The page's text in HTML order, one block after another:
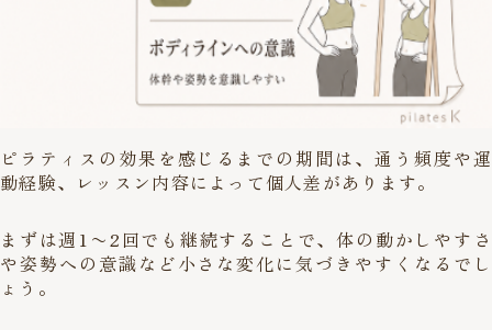
ピラティスの効果を感じるまでの期間は、通う頻度や運
動経験、レッスン内容によって個人差があります。
まずは週1〜2回でも継続することで、体の動かしやすさ
や姿勢への意識など小さな変化に気づきやすくなるでし
ょう。